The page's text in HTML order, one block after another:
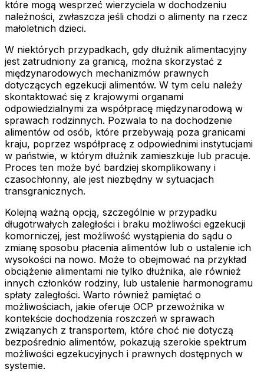
które mogą wesprzeć wierzyciela w dochodzeniu
należności, zwłaszcza jeśli chodzi o alimenty na rzecz
małoletnich dzieci.
W niektórych przypadkach, gdy dłużnik alimentacyjny
jest zatrudniony za granicą, można skorzystać z
międzynarodowych mechanizmów prawnych
dotyczących egzekucji alimentów. W tym celu należy
skontaktować się z krajowymi organami
odpowiedzialnymi za współpracę międzynarodową w
sprawach rodzinnych. Pozwala to na dochodzenie
alimentów od osób, które przebywają poza granicami
kraju, poprzez współpracę z odpowiednimi instytucjami
w państwie, w którym dłużnik zamieszkuje lub pracuje.
Proces ten może być bardziej skomplikowany i
czasochłonny, ale jest niezbędny w sytuacjach
transgranicznych.
Kolejną ważną opcją, szczególnie w przypadku
długotrwałych zaległości i braku możliwości egzekucji
komorniczej, jest możliwość wystąpienia do sądu o
zmianę sposobu płacenia alimentów lub o ustalenie ich
wysokości na nowo. Może to obejmować na przykład
obciążenie alimentami nie tylko dłużnika, ale również
innych członków rodziny, lub ustalenie harmonogramu
spłaty zaległości. Warto również pamiętać o
możliwościach, jakie oferuje OCP przewoźnika w
kontekście dochodzenia roszczeń w sprawach
związanych z transportem, które choć nie dotyczą
bezpośrednio alimentów, pokazują szerokie spektrum
możliwości egzekucyjnych i prawnych dostępnych w
systemie.